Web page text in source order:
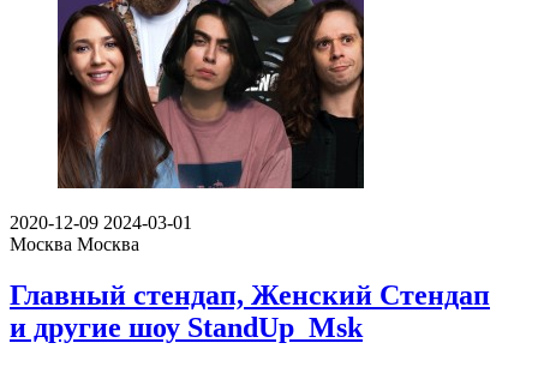
2020-12-09 2024-03-01
Москва Москва
Главный стендап, Женский Стендап
и другие шоу StandUp_Msk